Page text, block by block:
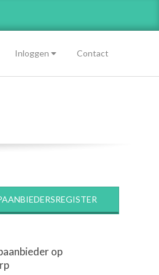
Inloggen Contact
op